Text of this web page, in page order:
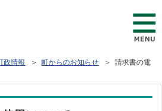
政情報 ＞町からのお知らせ ＞ 請求書の電